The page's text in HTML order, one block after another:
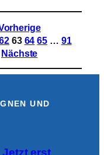
63 64 65 … 91
Nächste
UND
erst